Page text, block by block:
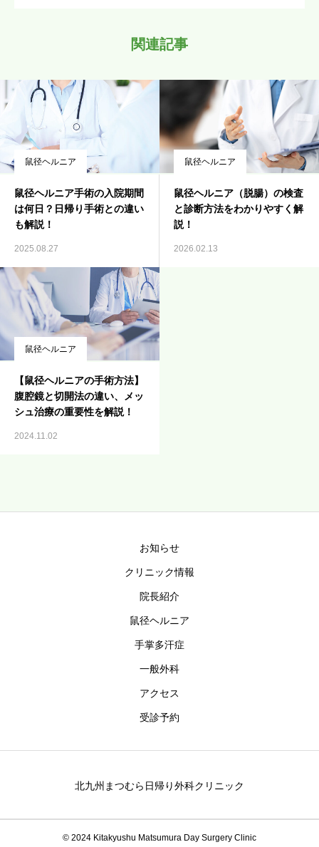
関連記事
鼠径ヘルニア
鼠径ヘルニア手術の入院期間
は何日？日帰り手術との違い
も解説！
2025.08.27
鼠径ヘルニア
鼠径ヘルニア（脱腸）の検査
と診断方法をわかりやすく解
説！
2026.02.13
鼠径ヘルニア
【鼠径ヘルニアの手術方法】
腹腔鏡と切開法の違い、メッ
シュ治療の重要性を解説！
2024.11.02
お知らせ
クリニック情報
院長紹介
鼠径ヘルニア
手掌多汗症
一般外科
アクセス
受診予約
北九州まつむら日帰り外科クリニック
© 2024 Kitakyushu Matsumura Day Surgery Clinic